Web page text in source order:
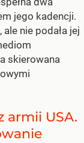
jego kadencji.
nie podała jej
skierowana
armii USA.